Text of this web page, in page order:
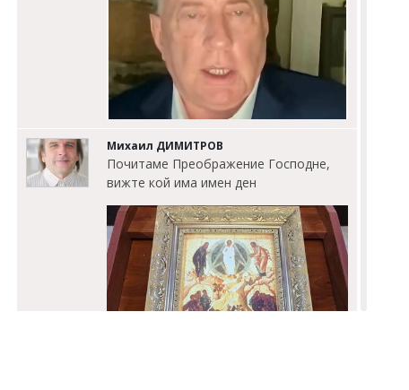
Михаил ДИМИТРОВ
Почитаме Преображение Господне,
вижте кой има имен ден